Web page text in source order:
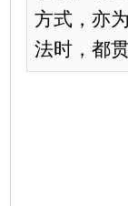
方式，亦
法时，都